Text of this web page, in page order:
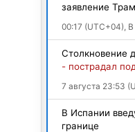
заявление
00:17 (UTC+04),
Столкновение
- пострадал
7 августа 23:53
В Испании
границе